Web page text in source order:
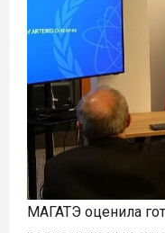
МАГАТЭ оценила